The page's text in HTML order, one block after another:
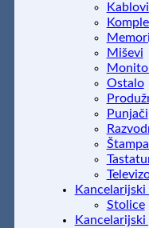
Miševi
Ostalo
Punjači
Kancelarijski
Stolice